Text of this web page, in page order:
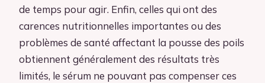
de temps pour agir. Enfin, celles qui ont des
carences nutritionnelles importantes ou des
problèmes de santé affectant la pousse des poils
obtiennent généralement des résultats très
limités, le sérum ne pouvant pas compenser ces